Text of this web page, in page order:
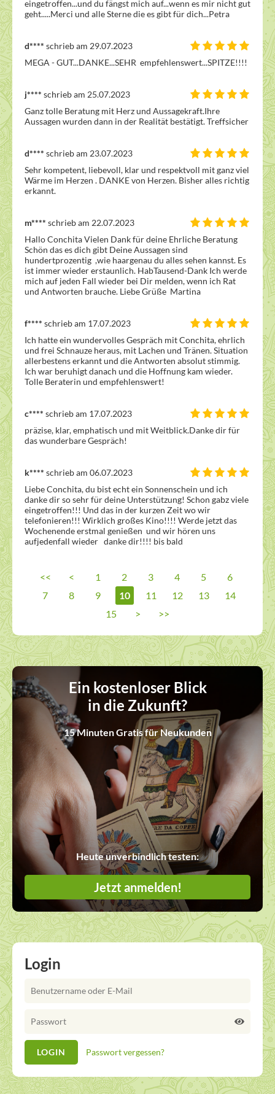
eingetroffen...und du fängst mich auf...wenn es mir nicht gut
geht.....Merci und alle Sterne die es gibt für dich...Petra
d**** schrieb am 29.07.2023
MEGA - GUT...DANKE...SEHR  empfehlenswert...SPITZE!!!!
j**** schrieb am 25.07.2023
Ganz tolle Beratung mit Herz und Aussagekraft.Ihre
Aussagen wurden dann in der Realität bestätigt. Treffsicher
d**** schrieb am 23.07.2023
Sehr kompetent, liebevoll, klar und respektvoll mit ganz viel
Wärme im Herzen . DANKE von Herzen. Bisher alles richtig
erkannt.
m**** schrieb am 22.07.2023
Hallo Conchita Vielen Dank für deine Ehrliche Beratung
Schön das es dich gibt Deine Aussagen sind
hundertprozentig  ,wie haargenau du alles sehen kannst. Es
ist immer wieder erstaunlich. HabTausend-Dank Ich werde
mich auf jeden Fall wieder bei Dir melden, wenn ich Rat
und Antworten brauche. Liebe Grüße  Martina
f**** schrieb am 17.07.2023
Ich hatte ein wundervolles Gespräch mit Conchita, ehrlich
und frei Schnauze heraus, mit Lachen und Tränen. Situation
allerbestens erkannt und die Antworten absolut stimmig.
Ich war beruhigt danach und die Hoffnung kam wieder.
Tolle Beraterin und empfehlenswert!
c**** schrieb am 17.07.2023
präzise, klar, emphatisch und mit Weitblick.Danke dir für
das wunderbare Gespräch!
k**** schrieb am 06.07.2023
Liebe Conchita, du bist echt ein Sonnenschein und ich
danke dir so sehr für deine Unterstützung! Schon gabz viele
eingetroffen!!! Und das in der kurzen Zeit wo wir
telefonieren!!! Wirklich großes Kino!!!! Werde jetzt das
Wochenende erstmal genießen  und wir hören uns
aufjedenfall wieder   danke dir!!!! bis bald
<< < 1 2 3 4 5
6
7
8 9 10 11 12 13
14
15
> >>
Ein kostenloser Blick
in die Zukunft?
15 Minuten Gratis für Neukunden
Heute unverbindlich testen:
Jetzt anmelden!
Login
Passwort vergessen?